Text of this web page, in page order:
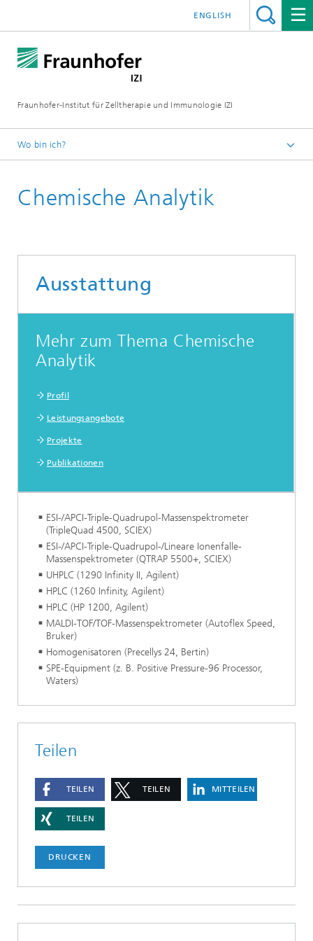
Fraunhofer-Institut für Zelltherapie und Immunologie IZI
ENGLISH
Wo bin ich?
Abteilungen
Chemische Analytik
Chemische Analytik
Ausstattung
Mehr zum Thema Chemische
Analytik
Profil
Leistungsangebote
Projekte
Publikationen
ESI-/APCI-Triple-Quadrupol-Massenspektrometer
(TripleQuad 4500, SCIEX)
ESI-/APCI-Triple-Quadrupol-/Lineare Ionenfalle-
Massenspektrometer (QTRAP 5500+, SCIEX)
UHPLC (1290 Infinity II, Agilent)
HPLC (1260 Infinity, Agilent)
HPLC (HP 1200, Agilent)
MALDI-TOF/TOF-Massenspektrometer (Autoflex Speed,
Bruker)
Homogenisatoren (Precellys 24, Bertin)
SPE-Equipment (z. B. Positive Pressure-96 Processor,
Waters)
Teilen
TEILEN TEILEN MITTEILEN
TEILEN
DRUCKEN